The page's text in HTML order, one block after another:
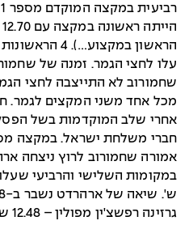
הראשון
עלו לחצי הגמר. זמנה של
מכל אחד משני המקצים לגמר.
אחרי שלב המוקדמות בשל